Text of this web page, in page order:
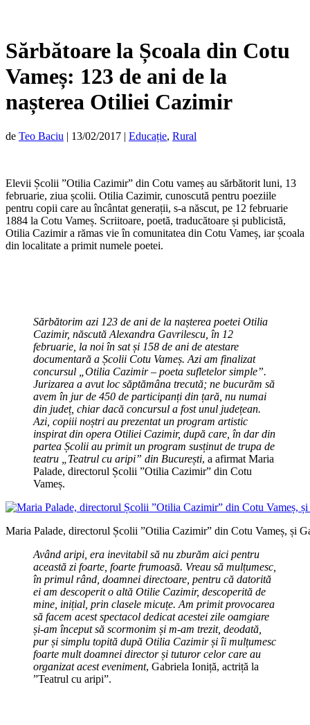
Sărbătoare la Școala din Cotu
Vameș: 123 de ani de la
nașterea Otiliei Cazimir
de Teo Baciu | 13/02/2017 | Educație, Rural
Elevii Școlii ”Otilia Cazimir” din Cotu vameș au sărbătorit luni, 13
februarie, ziua școlii. Otilia Cazimir, cunoscută pentru poeziile
pentru copii care au încântat generații, s-a născut, pe 12 februarie
1884 la Cotu Vameș. Scriitoare, poetă, traducătoare și publicistă,
Otilia Cazimir a rămas vie în comunitatea din Cotu Vameș, iar școala
din localitate a primit numele poetei.
Sărbătorim azi 123 de ani de la nașterea poetei Otilia
Cazimir, născută Alexandra Gavrilescu, în 12
februarie, la noi în sat și 158 de ani de atestare
documentară a Școlii Cotu Vameș. Azi am finalizat
concursul „Otilia Cazimir – poeta sufletelor simple”.
Jurizarea a avut loc săptămâna trecută; ne bucurăm să
avem în jur de 450 de participanți din țară, nu numai
din județ, chiar dacă concursul a fost unul județean.
Azi, copiii noștri au prezentat un program artistic
inspirat din opera Otiliei Cazimir, după care, în dar din
partea Școlii au primit un program susținut de trupa de
teatru „Teatrul cu aripi” din București, a afirmat Maria
Palade, directorul Școlii ”Otilia Cazimir” din Cotu
Vameș.
Maria Palade, directorul Școlii ”Otilia Cazimir” din Cotu Vameș, și
Având aripi, era inevitabil să nu zburăm aici pentru
această zi foarte, foarte frumoasă. Vreau să mulțumesc,
în primul rând, doamnei directoare, pentru că datorită
ei am descoperit o altă Otilie Cazimir, descoperită de
mine, inițial, prin clasele micuțe. Am primit provocarea
să facem acest spectacol dedicat acestei zile oamgiare
și-am început să scormonim și m-am trezit, deodată,
pur și simplu topită după Otilia Cazimir și îi mulțumesc
foarte mult doamnei director și tuturor celor care au
organizat acest eveniment, Gabriela Ioniță, actriță la
”Teatrul cu aripi”.